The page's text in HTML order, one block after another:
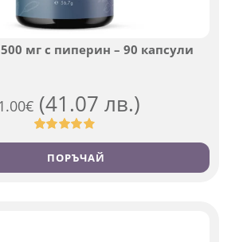
мг с пиперин – 90 капсули
€ (41.07 лв.)
Оценен
4.84 от 5,
базирано
369
ПОРЪЧАЙ